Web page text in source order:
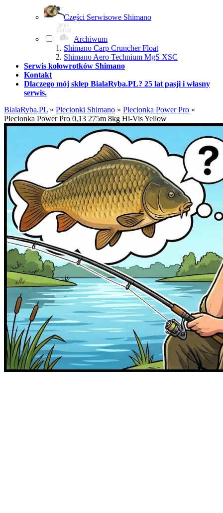
Części Serwisowe Shimano
Archiwum
Shimano Carp Cruncher Float
Shimano Aero Technium MgS XSC
Serwis kołowrotków Shimano
Kontakt
Dlaczego mój sklep BialaRyba.PL? 25 lat pasji i własny
serwis.
BialaRyba.PL » Plecionki Shimano » Plecionka Power Pro »
Plecionka Power Pro 0,13 275m 8kg Hi-Vis Yellow